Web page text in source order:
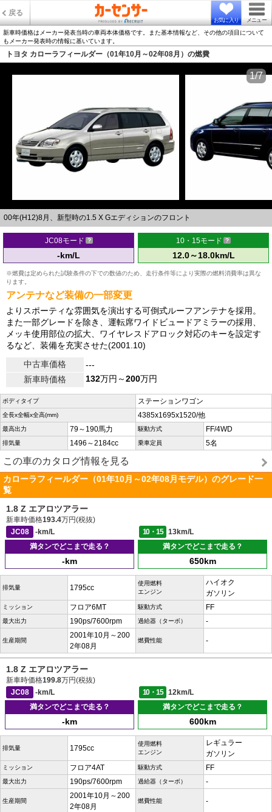
戻る
お気に入り メニュー
新車時価格はメーカー発表当時の車両本体価格です。また基本情報など、その他の項目について
もメーカー発表時の情報に基いています。
トヨタ カローラフィールダー（01年10月～02年08月）の燃費
00年(H12)8月、新型時の1.5 X Gエディションのフロント
1/7
JC08モード
-km/L
10・15モード
12.0～18.0km/L
※燃費は定められた試験条件の下での数値のため、走行条件等により実際の燃料消費率は異な
ります。
アンテナなど装備の一部変更
よりスポーティな雰囲気を演出する可倒式ルーフアンテナを採用。
また一部グレードを除き、運転席ワイドビュードアミラーの採用、
メッキ使用部位の拡大、ワイヤレスドアロック対応のキーを設定す
るなど、装備を充実させた(2001.10)
中古車価格
---
新車時価格
132万円～200万円
ボディタイプ ステーションワゴン
全長x全幅x全高(mm) 4385x1695x1520/他
最高出力 79～190馬力 駆動方式 FF/4WD
排気量 1496～2184cc 乗車定員 5名
この車のカタログ情報を見る
カローラフィールダー（01年10月～02年08月モデル）のグレード一
覧
1.8 Z エアロツアラー
新車時価格193.4万円(税抜)
JC08
-km/L 10・15
13km/L
満タンでどこまで走る？
-km
満タンでどこまで走る？
650km
排気量 1795cc
使用燃料
エンジン
ハイオク
ガソリン
ミッション フロア6MT 駆動方式 FF
最大出力 190ps/7600rpm 過給器（ターボ） -
生産期間
2001年10月～200
2年08月
燃費性能 -
1.8 Z エアロツアラー
新車時価格199.8万円(税抜)
JC08
-km/L 10・15
12km/L
満タンでどこまで走る？
-km
満タンでどこまで走る？
600km
排気量 1795cc
使用燃料
エンジン
レギュラー
ガソリン
ミッション フロア4AT 駆動方式 FF
最大出力 190ps/7600rpm 過給器（ターボ） -
生産期間
2001年10月～200
2年08月
燃費性能 -